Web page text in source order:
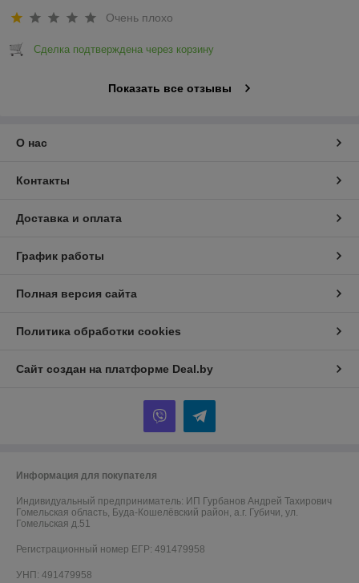
Очень плохо
Сделка подтверждена через корзину
Показать все отзывы
О нас
Контакты
Доставка и оплата
График работы
Полная версия сайта
Политика обработки cookies
Сайт создан на платформе Deal.by
Информация для покупателя
Индивидуальный предприниматель: ИП Гурбанов Андрей Тахирович
Гомельская область, Буда-Кошелёвский район, а.г. Губичи, ул.
Гомельская д.51
Регистрационный номер ЕГР: 491479958
УНП: 491479958